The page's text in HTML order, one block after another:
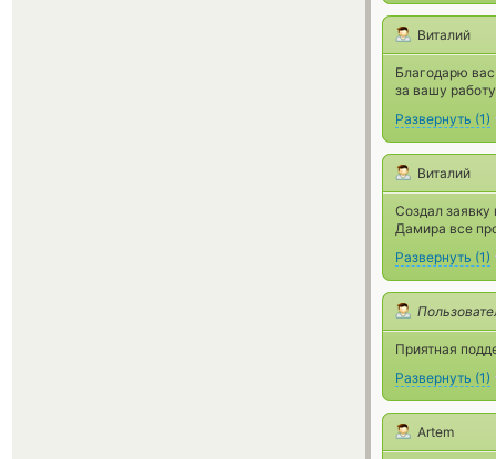
Виталий
Благодарю
за вашу
Развернуть (1)
Виталий
Создал
Дамира все
Развернуть (1)
Приятная
Развернуть (1)
Artem